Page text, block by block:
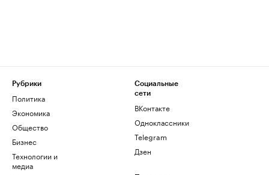
Рубрики
Политика
Экономика
Общество
Бизнес
Технологии и
медиа
Социальные
сети
ВКонтакте
Одноклассники
Telegram
Дзен